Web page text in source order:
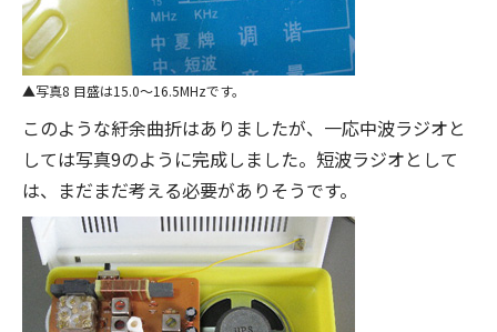
写真8 目盛は15.0～16.5MHzです。
このような紆余曲折はありましたが、一応中波ラジオと
しては写真9のように完成しました。短波ラジオとして
は、まだまだ考える必要がありそうです。